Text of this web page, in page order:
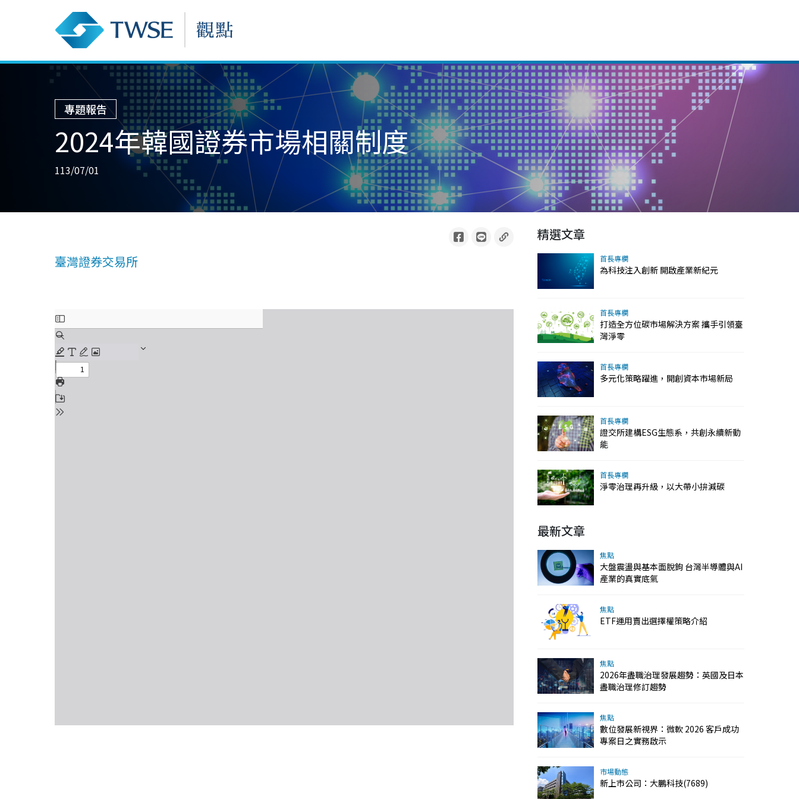
專題報告
2024年韓國證券市場相關制度
113/07/01
臺灣證券交易所
精選文章
首長專欄
為科技注入創新 開啟產業新紀元
首長專欄
打造全方位碳市場解決方案 攜手引領臺
灣淨零
首長專欄
多元化策略躍進，開創資本市場新局
首長專欄
證交所建構ESG生態系，共創永續新動
能
首長專欄
淨零治理再升級，以大帶小拚減碳
最新文章
焦點
大盤震盪與基本面脫鉤 台灣半導體與AI
產業的真實底氣
焦點
ETF運用賣出選擇權策略介紹
焦點
2026年盡職治理發展趨勢：英國及日本
盡職治理修訂趨勢
焦點
數位發展新視界：微軟 2026 客戶成功
專案日之實務啟示
市場動態
新上市公司：大鵬科技(7689)